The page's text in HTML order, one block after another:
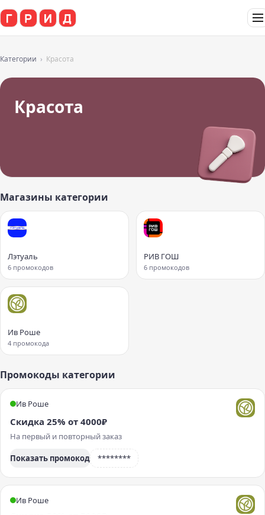
Категории Красота
Красота
Магазины категории
Лэтуаль
6 промокодов
РИВ ГОШ
6 промокодов
Ив Роше
4 промокода
Промокоды категории
Ив Роше
Скидка 25% от 4000₽
На первый и повторный заказ
Показать промокод ********
Ив Роше